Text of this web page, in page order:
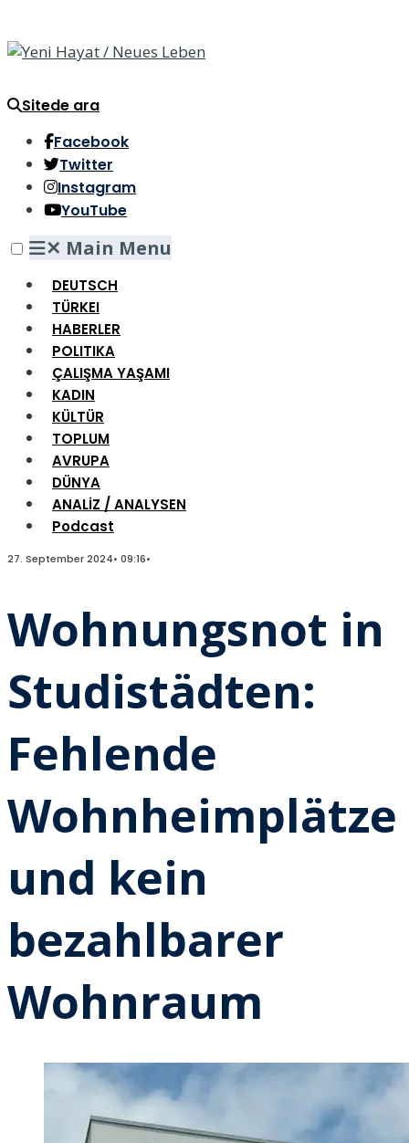
Sitede ara
Facebook
Twitter
Instagram
YouTube
✕ Main Menu
DEUTSCH
TÜRKEI
HABERLER
POLITIKA
ÇALIŞMA YAŞAMI
KADIN
KÜLTÜR
TOPLUM
AVRUPA
DÜNYA
ANALİZ / ANALYSEN
Podcast
27. September 2024• 09:16•
Wohnungsnot in
Studistädten:
Fehlende
Wohnheimplätze
und kein
bezahlbarer
Wohnraum